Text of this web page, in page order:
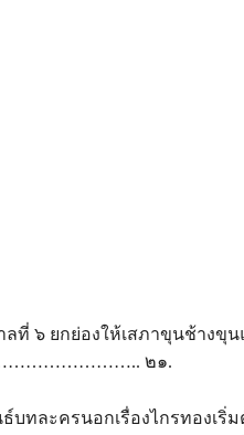
ที่ ๖ ยกย่องให้เสภาขุนช้างขุน
๒๑.
ทละครนอกเรื่องไกรทองเริ่ม